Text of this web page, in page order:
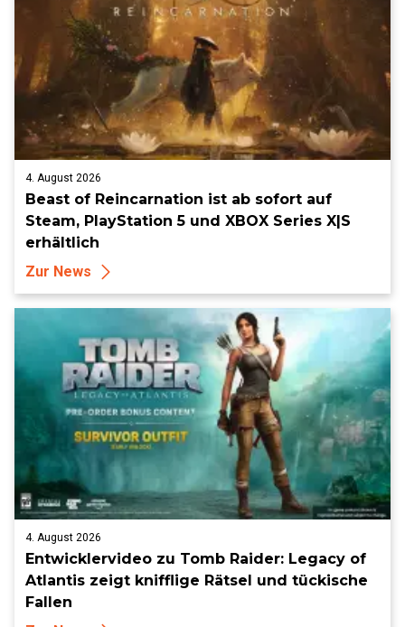
4. August 2026
Beast of Reincarnation ist ab sofort auf
Steam, PlayStation 5 und XBOX Series X|S
erhältlich
Zur News
4. August 2026
Entwicklervideo zu Tomb Raider: Legacy of
Atlantis zeigt knifflige Rätsel und tückische
Fallen